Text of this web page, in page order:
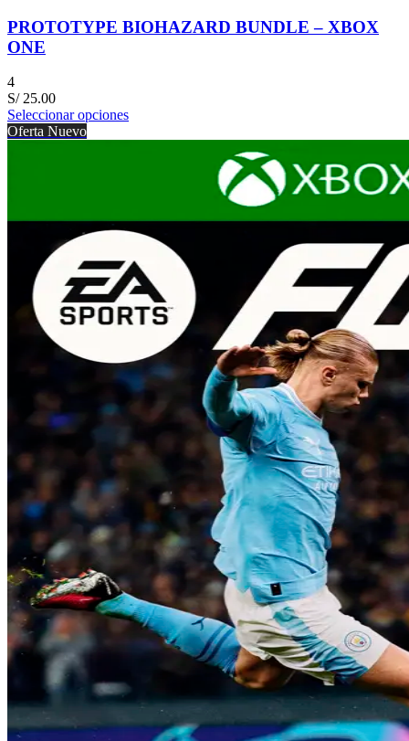
PROTOTYPE BIOHAZARD BUNDLE – XBOX
ONE
4
S/25.00
Seleccionar opciones
Oferta Nuevo